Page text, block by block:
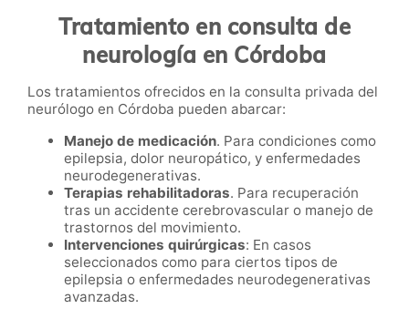
Tratamiento en consulta de
neurología en Córdoba
Los tratamientos ofrecidos en la consulta privada del
neurólogo en Córdoba pueden abarcar:
Manejo de medicación. Para condiciones como
epilepsia, dolor neuropático, y enfermedades
neurodegenerativas.
Terapias rehabilitadoras. Para recuperación
tras un accidente cerebrovascular o manejo de
trastornos del movimiento.
Intervenciones quirúrgicas: En casos
seleccionados como para ciertos tipos de
epilepsia o enfermedades neurodegenerativas
avanzadas.